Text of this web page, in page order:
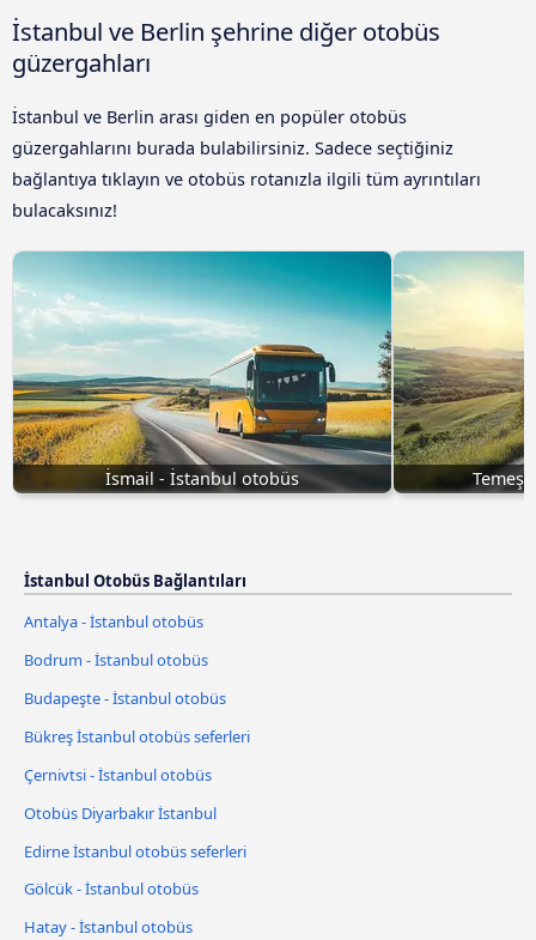
İstanbul ve Berlin şehrine diğer otobüs
güzergahları
İstanbul ve Berlin arası giden en popüler otobüs
güzergahlarını burada bulabilirsiniz. Sadece seçtiğiniz
bağlantıya tıklayın ve otobüs rotanızla ilgili tüm ayrıntıları
bulacaksınız!
İsmail - İstanbul otobüs
İstanbul Otobüs Bağlantıları
Antalya - İstanbul otobüs
Bodrum - İstanbul otobüs
Budapeşte - İstanbul otobüs
Bükreş İstanbul otobüs seferleri
Çernivtsi - İstanbul otobüs
Otobüs Diyarbakır İstanbul
Edirne İstanbul otobüs seferleri
Gölcük - İstanbul otobüs
Hatay - İstanbul otobüs